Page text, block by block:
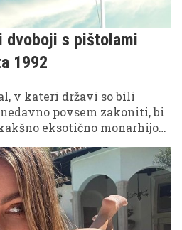
dvoboji s pištolami
1992
v kateri državi so bili
povsem zakoniti, bi
eksotično monarhijo